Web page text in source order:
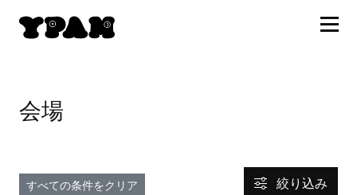
会場
絞り込み
すべての条件をクリア